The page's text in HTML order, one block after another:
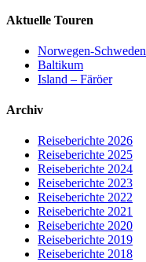
Aktuelle Touren
Norwegen-Schweden
Baltikum
Island – Färöer
Archiv
Reiseberichte 2026
Reiseberichte 2025
Reiseberichte 2024
Reiseberichte 2023
Reiseberichte 2022
Reiseberichte 2021
Reiseberichte 2020
Reiseberichte 2019
Reiseberichte 2018